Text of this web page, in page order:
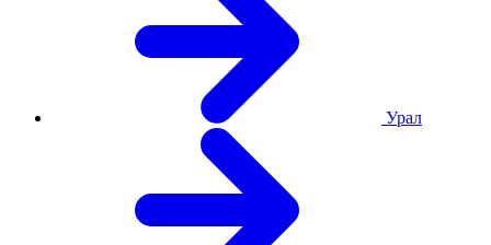
Урал